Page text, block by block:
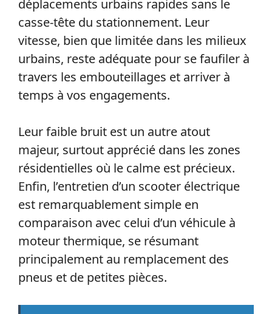
déplacements urbains rapides sans le
casse-tête du stationnement. Leur
vitesse, bien que limitée dans les milieux
urbains, reste adéquate pour se faufiler à
travers les embouteillages et arriver à
temps à vos engagements.
Leur faible bruit est un autre atout
majeur, surtout apprécié dans les zones
résidentielles où le calme est précieux.
Enfin, l’entretien d’un scooter électrique
est remarquablement simple en
comparaison avec celui d’un véhicule à
moteur thermique, se résumant
principalement au remplacement des
pneus et de petites pièces.